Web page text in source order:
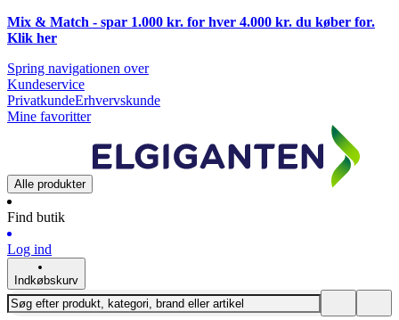
Mix & Match - spar 1.000 kr. for hver 4.000 kr. du køber for.
Klik her
Spring navigationen over
Kundeservice
PrivatkundeErhvervskunde
Mine favoritter
Alle produkter
Find butik
Log ind
Indkøbskurv